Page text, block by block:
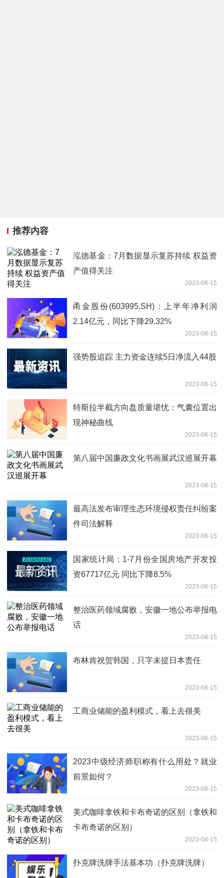
推荐内容
泓德基金：7月数据显示复苏持续 权益资
产值得关注
2023-08-15
甬金股份(603995.SH)：上半年净利润
2.14亿元，同比下降29.32%
2023-08-15
强势股追踪 主力资金连续5日净流入44股
2023-08-15
特斯拉半截方向盘质量堪忧：气囊位置出
现神秘曲线
2023-08-15
第八届中国廉政文化书画展武汉巡展开幕
2023-08-15
最高法发布审理生态环境侵权责任纠纷案
件司法解释
2023-08-15
国家统计局：1-7月份全国房地产开发投
资67717亿元 同比下降8.5%
2023-08-15
整治医药领域腐败，安徽一地公布举报电
话
2023-08-15
布林肯祝贺韩国，只字未提日本责任
2023-08-15
工商业储能的盈利模式，看上去很美
2023-08-15
2023中级经济师职称有什么用处？就业
前景如何？
2023-08-15
美式咖啡拿铁和卡布奇诺的区别（拿铁和
卡布奇诺的区别）
2023-08-15
扑克牌洗牌手法基本功（扑克牌洗牌）